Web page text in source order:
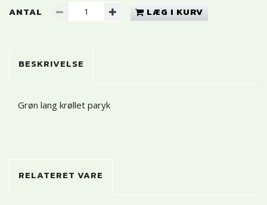
ANTAL LÆG I KURV
BESKRIVELSE
Grøn lang krøllet paryk
RELATERET VARE